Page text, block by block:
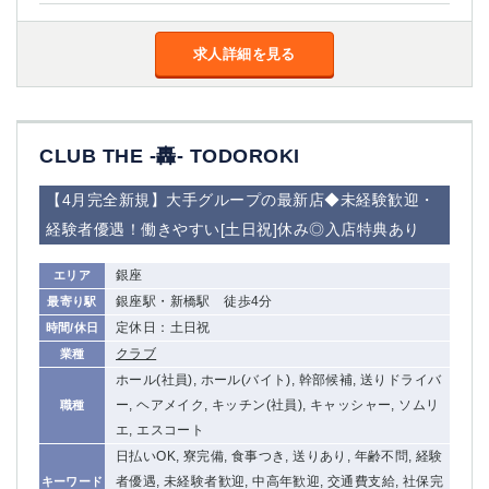
求人詳細を見る
CLUB THE -轟- TODOROKI
【4月完全新規】大手グループの最新店◆未経験歓迎・
経験者優遇！働きやすい[土日祝]休み◎入店特典あり
エリア 銀座
最寄り駅 銀座駅・新橋駅 徒歩4分
時間/休日 定休日：土日祝
業種 クラブ
職種
ホール(社員), ホール(バイト), 幹部候補, 送りドライバ
ー, ヘアメイク, キッチン(社員), キャッシャー, ソムリ
エ, エスコート
キーワード
日払いOK, 寮完備, 食事つき, 送りあり, 年齢不問, 経験
者優遇, 未経験者歓迎, 中高年歓迎, 交通費支給, 社保完